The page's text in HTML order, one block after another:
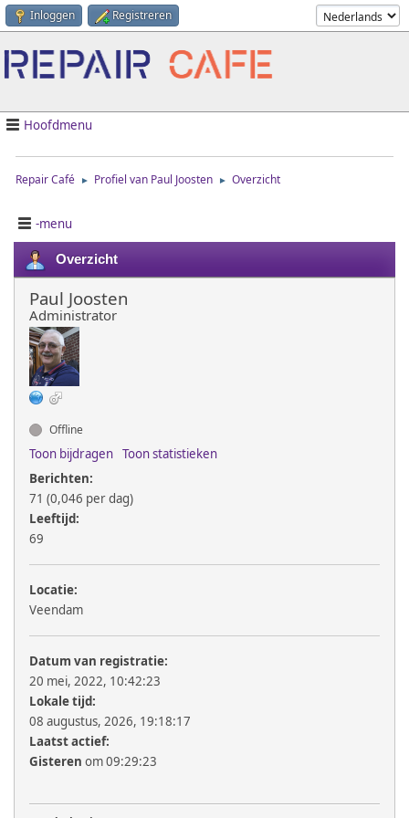
Inloggen Registreren
Hoofdmenu
Repair Café ► Profiel van Paul Joosten ► Overzicht
-menu
Overzicht
Paul Joosten
Administrator
Offline
Toon bijdragen Toon statistieken
Berichten:
71 (0,046 per dag)
Leeftijd:
69
Locatie:
Veendam
Datum van registratie:
20 mei, 2022, 10:42:23
Lokale tijd:
08 augustus, 2026, 19:18:17
Laatst actief:
Gisteren om 09:29:23